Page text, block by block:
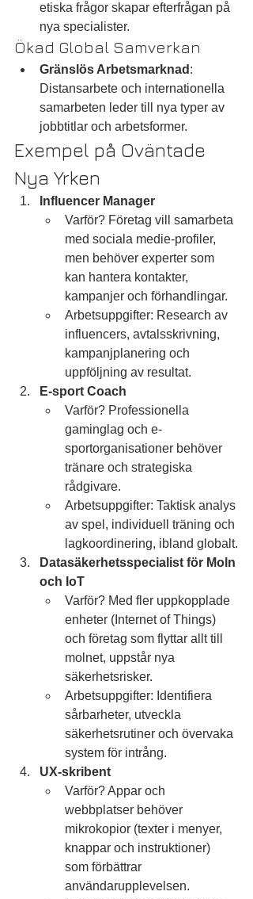
etiska frågor skapar efterfrågan på
nya specialister.
Ökad Global Samverkan
Gränslös Arbetsmarknad :
Distansarbete och internationella
samarbeten leder till nya typer av
jobbtitlar och arbetsformer.
Exempel på Oväntade
Nya Yrken
Influencer Manager
Varför? Företag vill samarbeta
med sociala medie-profiler,
men behöver experter som
kan hantera kontakter,
kampanjer och förhandlingar.
Arbetsuppgifter: Research av
influencers, avtalsskrivning,
kampanjplanering och
uppföljning av resultat.
E-sport Coach
Varför? Professionella
gaminglag och e-
sportorganisationer behöver
tränare och strategiska
rådgivare.
Arbetsuppgifter: Taktisk analys
av spel, individuell träning och
lagkoordinering, ibland globalt.
Datasäkerhetsspecialist för Moln
och IoT
Varför? Med fler uppkopplade
enheter (Internet of Things)
och företag som flyttar allt till
molnet, uppstår nya
säkerhetsrisker.
Arbetsuppgifter: Identifiera
sårbarheter, utveckla
säkerhetsrutiner och övervaka
system för intrång.
UX-skribent
Varför? Appar och
webbplatser behöver
mikrokopior (texter i menyer,
knappar och instruktioner)
som förbättrar
användarupplevelsen.